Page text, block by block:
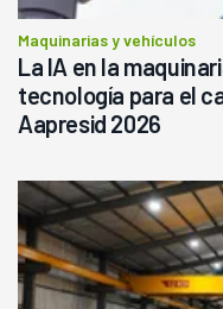
Maquinarias y vehículos
La IA en la
tecnología para el
Aapresid 2026